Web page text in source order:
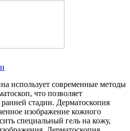
использует современные методы
что позволяет
стадии. Дерматоскопия
изображение кожного
специальный гель на кожу,